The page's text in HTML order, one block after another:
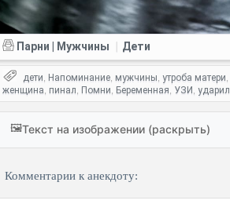
Парни | Мужчины Дети
дети, Напоминание, мужчины, утроба матери,
женщина, пинал, Помни, Беременная, УЗИ, ударил
🖼️Текст на изображении (раскрыть)
Комментарии к анекдоту: